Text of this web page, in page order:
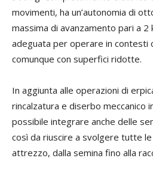
movimenti, ha un’autonomia di
massima di avanzamento pari a 2
adeguata per operare in contesti
comunque con superfici ridotte.
In aggiunta alle operazioni di
rincalzatura e diserbo meccanico
possibile integrare anche delle
così da riuscire a svolgere tutte
attrezzo, dalla semina fino alla